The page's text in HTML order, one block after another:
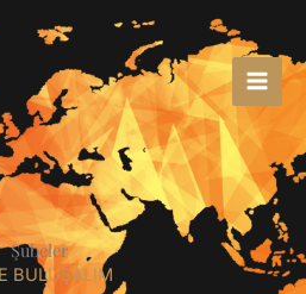
Şubeler
BULUŞALIM